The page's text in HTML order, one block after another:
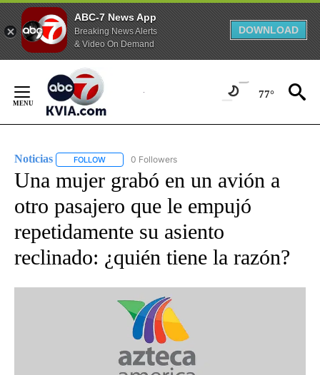
ABC-7 News App
Breaking News Alerts
& Video On Demand
DOWNLOAD
Content
77°
Noticias FOLLOW FOLLOW "NOTICIAS" TO RECEIVE NOTIFICATIONS
0 Followers
Una mujer grabó en un avión a
otro pasajero que le empujó
repetidamente su asiento
reclinado: ¿quién tiene la razón?